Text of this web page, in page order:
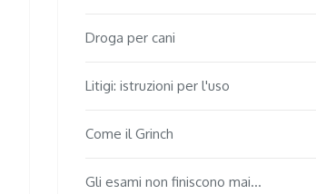
Droga per cani
Litigi: istruzioni per l'uso
Come il Grinch
Gli esami non finiscono mai...